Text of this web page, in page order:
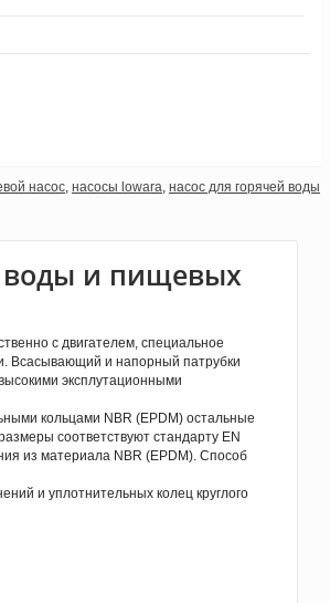
насос, насосы lowara, насос для горячей воды
воды и пищевых
с двигателем, специальное
Всасывающий и напорный патрубки
эксплутационными
кольцами NBR (EPDM) остальные
соответствуют стандарту EN
из материала NBR (EPDM). Способ
и уплотнительных колец круглого